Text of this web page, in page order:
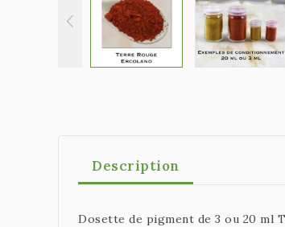
Description
Dosette de pigment de 3 ou 20 ml